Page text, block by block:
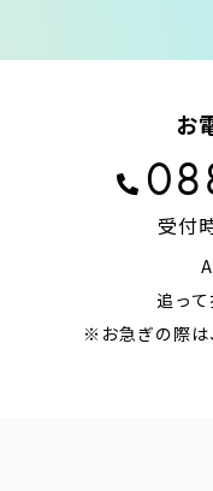
お
受付
追っ
※お急ぎの際は